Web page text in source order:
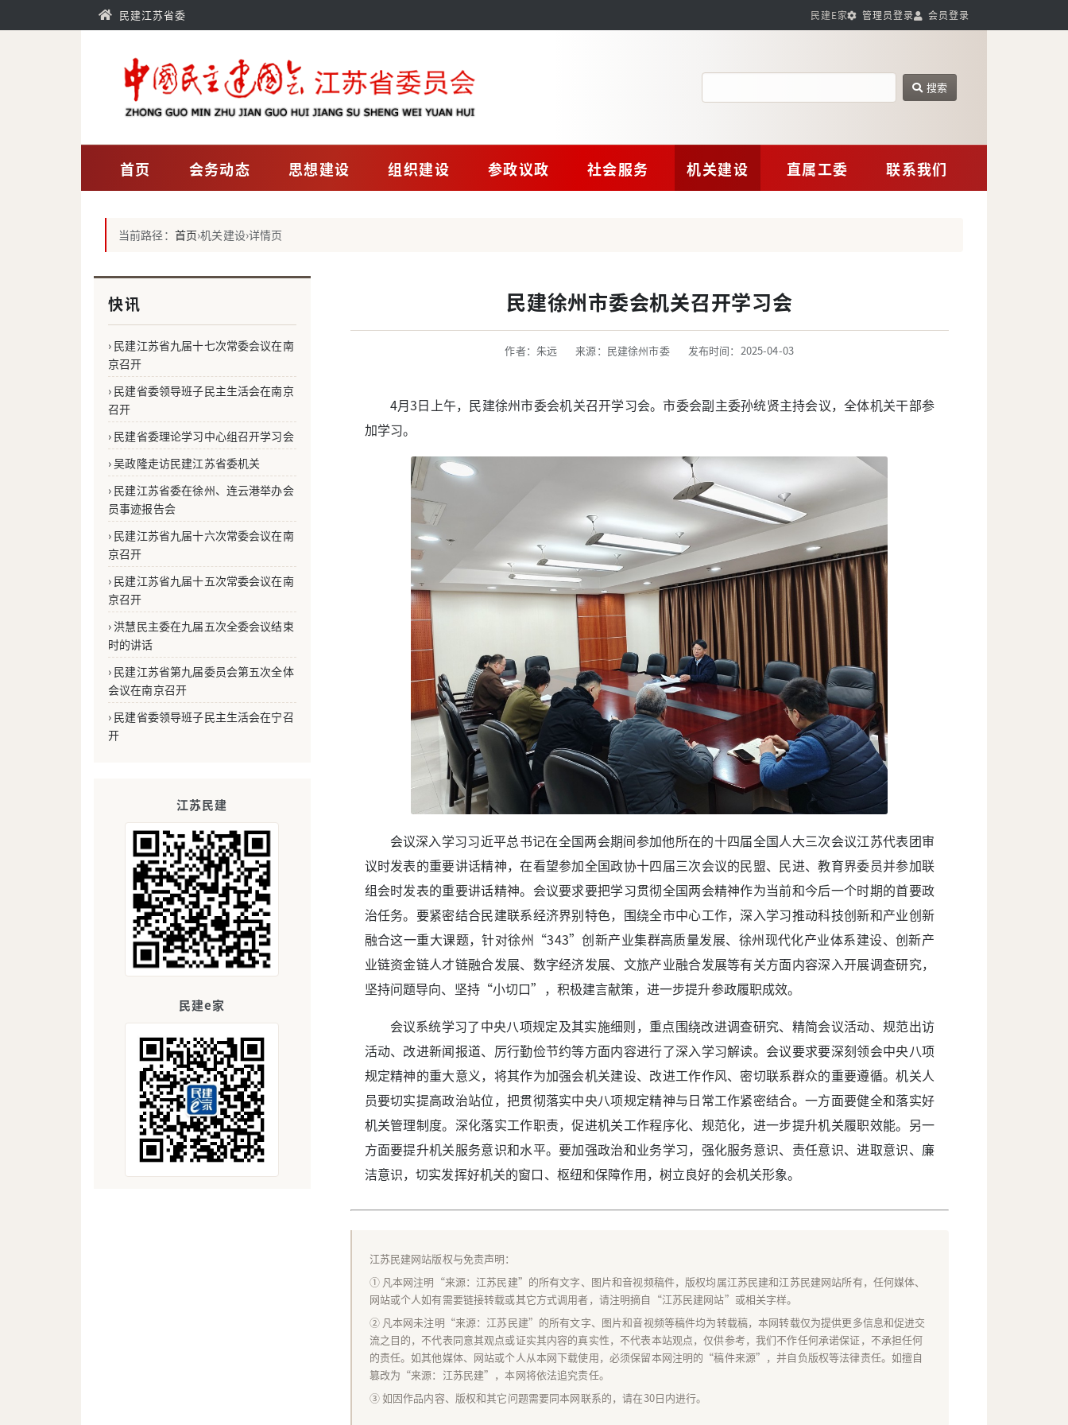
民建江苏省委 民建E家 管理员登录 会员登录
网站搜索
搜索
首页 会务动态 思想建设 组织建设 参政议政 社会服务 机关建设 直属工委 联系我们
当前路径： 首页›机关建设›详情页
快讯
› 民建江苏省九届十七次常委会议在南
京召开
› 民建省委领导班子民主生活会在南京
召开
› 民建省委理论学习中心组召开学习会
› 吴政隆走访民建江苏省委机关
› 民建江苏省委在徐州、连云港举办会
员事迹报告会
› 民建江苏省九届十六次常委会议在南
京召开
› 民建江苏省九届十五次常委会议在南
京召开
› 洪慧民主委在九届五次全委会议结束
时的讲话
› 民建江苏省第九届委员会第五次全体
会议在南京召开
› 民建省委领导班子民主生活会在宁召
开
江苏民建
民建e家
民建徐州市委会机关召开学习会
作者：朱远 来源：民建徐州市委 发布时间：2025-04-03
4月3日上午，民建徐州市委会机关召开学习会。市委会副主委孙统贤主持会议，全体机关干部参
加学习。
会议深入学习习近平总书记在全国两会期间参加他所在的十四届全国人大三次会议江苏代表团审
议时发表的重要讲话精神，在看望参加全国政协十四届三次会议的民盟、民进、教育界委员并参加联
组会时发表的重要讲话精神。会议要求要把学习贯彻全国两会精神作为当前和今后一个时期的首要政
治任务。要紧密结合民建联系经济界别特色，围绕全市中心工作，深入学习推动科技创新和产业创新
融合这一重大课题，针对徐州“343”创新产业集群高质量发展、徐州现代化产业体系建设、创新产
业链资金链人才链融合发展、数字经济发展、文旅产业融合发展等有关方面内容深入开展调查研究，
坚持问题导向、坚持“小切口”，积极建言献策，进一步提升参政履职成效。
会议系统学习了中央八项规定及其实施细则，重点围绕改进调查研究、精简会议活动、规范出访
活动、改进新闻报道、厉行勤俭节约等方面内容进行了深入学习解读。会议要求要深刻领会中央八项
规定精神的重大意义，将其作为加强会机关建设、改进工作作风、密切联系群众的重要遵循。机关人
员要切实提高政治站位，把贯彻落实中央八项规定精神与日常工作紧密结合。一方面要健全和落实好
机关管理制度。深化落实工作职责，促进机关工作程序化、规范化，进一步提升机关履职效能。另一
方面要提升机关服务意识和水平。要加强政治和业务学习，强化服务意识、责任意识、进取意识、廉
洁意识，切实发挥好机关的窗口、枢纽和保障作用，树立良好的会机关形象。
江苏民建网站版权与免责声明：
① 凡本网注明“来源：江苏民建”的所有文字、图片和音视频稿件，版权均属江苏民建和江苏民建网站所有，任何媒体、
网站或个人如有需要链接转载或其它方式调用者，请注明摘自“江苏民建网站”或相关字样。
② 凡本网未注明“来源：江苏民建”的所有文字、图片和音视频等稿件均为转载稿，本网转载仅为提供更多信息和促进交
流之目的，不代表同意其观点或证实其内容的真实性，不代表本站观点，仅供参考，我们不作任何承诺保证，不承担任何
的责任。如其他媒体、网站或个人从本网下载使用，必须保留本网注明的“稿件来源”，并自负版权等法律责任。如擅自
篡改为“来源：江苏民建”，本网将依法追究责任。
③ 如因作品内容、版权和其它问题需要同本网联系的，请在30日内进行。